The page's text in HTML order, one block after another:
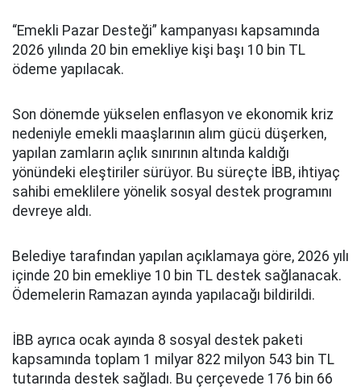
“Emekli Pazar Desteği” kampanyası kapsamında
2026 yılında 20 bin emekliye kişi başı 10 bin TL
ödeme yapılacak.
Son dönemde yükselen enflasyon ve ekonomik kriz
nedeniyle emekli maaşlarının alım gücü düşerken,
yapılan zamların açlık sınırının altında kaldığı
yönündeki eleştiriler sürüyor. Bu süreçte İBB, ihtiyaç
sahibi emeklilere yönelik sosyal destek programını
devreye aldı.
Belediye tarafından yapılan açıklamaya göre, 2026 yılı
içinde 20 bin emekliye 10 bin TL destek sağlanacak.
Ödemelerin Ramazan ayında yapılacağı bildirildi.
İBB ayrıca ocak ayında 8 sosyal destek paketi
kapsamında toplam 1 milyar 822 milyon 543 bin TL
tutarında destek sağladı. Bu çerçevede 176 bin 66